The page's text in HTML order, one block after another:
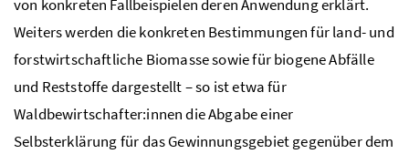
von konkreten Fallbeispielen deren Anwendung erklärt.
Weiters werden die konkreten Bestimmungen für land- und
forstwirtschaftliche Biomasse sowie für biogene Abfälle
und Reststoffe dargestellt – so ist etwa für
Waldbewirtschafter:innen die Abgabe einer
Selbsterklärung für das Gewinnungsgebiet gegenüber dem